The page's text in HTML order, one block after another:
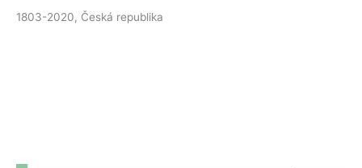
1803-2020, Česká republika